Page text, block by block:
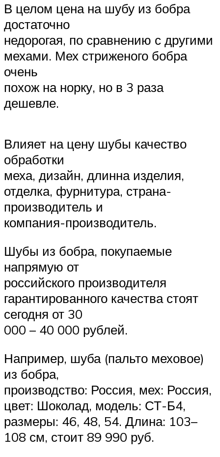
В целом цена на шубу из бобра
достаточно
недорогая, по сравнению с другими
мехами. Мех стриженого бобра
очень
похож на норку, но в 3 раза
дешевле.
Влияет на цену шубы качество
обработки
меха, дизайн, длинна изделия,
отделка, фурнитура, страна-
производитель и
компания-производитель.
Шубы из бобра, покупаемые
напрямую от
российского производителя
гарантированного качества стоят
сегодня от 30
000 – 40 000 рублей.
Например, шуба (пальто меховое)
из бобра,
производство: Россия, мех: Россия,
цвет: Шоколад, модель: СТ-Б4,
размеры: 46, 48, 54. Длина: 103–
108 см, стоит 89 990 руб.